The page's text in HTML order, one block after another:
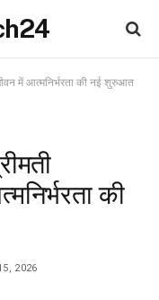
में आत्मनिर्भरता की नई शुरुआत
की
2026